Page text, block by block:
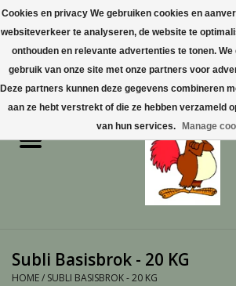
Home
Vogelproducten aanschaffen
in Limburg
Subli Basisbrok - 20 KG
HOME/ SUBLI BASISBROK - 20 KG
Cookies en privacy We gebruiken cookies en
websiteverkeer te analyseren, de website te
onthouden en relevante advertenties te tonen.
gebruik van onze site met onze partners voor
Deze partners kunnen deze gegevens combineren
aan ze hebt verstrekt of die ze hebben verzameld
van hun services.
Manage